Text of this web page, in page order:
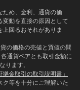
ため、金利、通貨の価
変動を直接の原因として
回るおそれがありま
の価格の売値と買値の間
通貨ペアとも取引金額に
ります。
拠金取引の取引説明書」
ク等を十分にご理解いた